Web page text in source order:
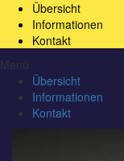
Übersicht
Informationen
Kontakt
Menü
Übersicht
Informationen
Kontakt